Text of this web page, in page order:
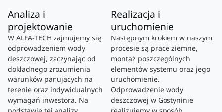
Analiza i
projektowanie
W ALFA-TECH zajmujemy się
odprowadzeniem wody
deszczowej, zaczynając od
dokładnego zrozumienia
warunków panujących na
terenie oraz indywidualnych
wymagań inwestora. Na
Realizacja i
uruchomienie
Następnym krokiem w naszym
procesie są prace ziemne,
montaż poszczególnych
elementów systemu oraz jego
uruchomienie.
Odprowadzenie wody
deszczowej w Gostyninie